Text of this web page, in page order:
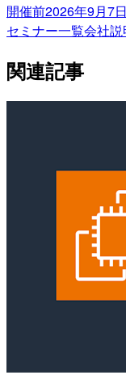
開催前2026年9月7
セミナー一覧会社
関連記事